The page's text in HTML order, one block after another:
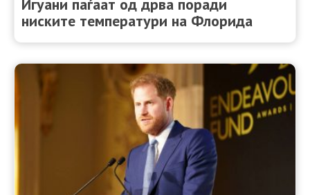
Игуани паѓаат од дрва поради
ниските температури на Флорида